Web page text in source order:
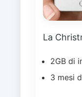
La
2GB di
3 mesi